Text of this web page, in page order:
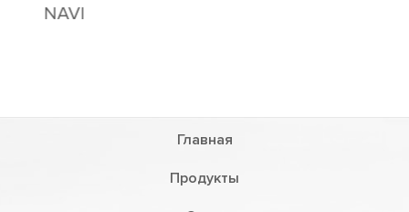
Главная
Продукты